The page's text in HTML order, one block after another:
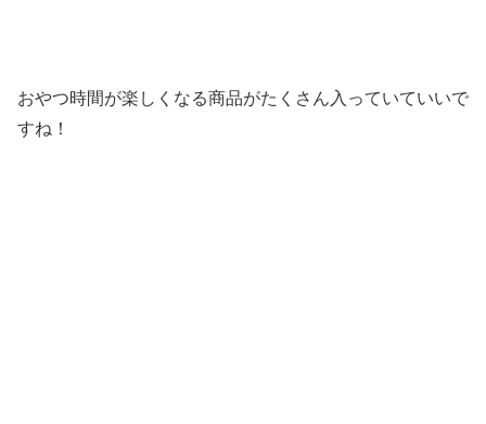
おやつ時間が楽しくなる商品がたくさん入っていていいで
すね！